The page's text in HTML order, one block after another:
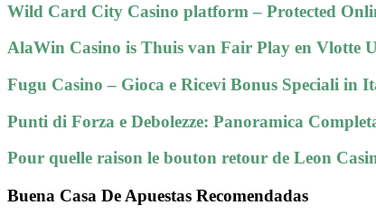
Wild Card City Casino platform – Protected
AlaWin Casino is Thuis van Fair Play en Vlotte
Fugu Casino – Gioca e Ricevi Bonus Speciali in
Punti di Forza e Debolezze: Panoramica
Pour quelle raison le bouton retour de Leon
Buena Casa De Apuestas Recomendadas